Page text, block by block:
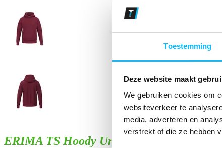
Toestemming
Deze website maakt
We gebruiken cookies om
websiteverkeer te
media, adverteren en
verstrekt of die ze hebben
ERIMA TS Hoody Unisex | new bordeaux |